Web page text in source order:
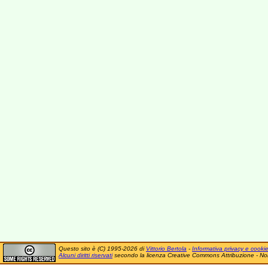
Questo sito è (C) 1995-2026 di Vittorio Bertola - Informativa privacy e cookie
Alcuni diritti riservatisecondo la licenza Creative Commons Attribuzione -